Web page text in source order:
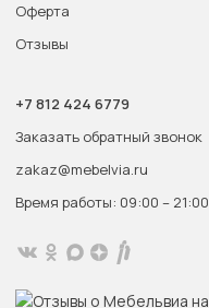
Оферта
Отзывы
+7 812 424 6779
Заказать обратный звонок
zakaz@mebelvia.ru
Время работы: 09:00 – 21:00